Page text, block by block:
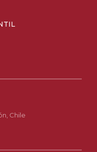
Chile